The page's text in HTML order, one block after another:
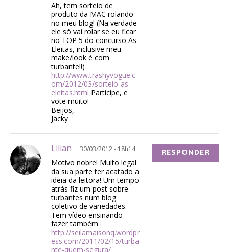
Ah, tem sorteio de
produto da MAC rolando
no meu blog! (Na verdade
ele só vai rolar se eu ficar
no TOP 5 do concurso As
Eleitas, inclusive meu
make/look é com
turbante!!)
http://www.trashyvogue.c
om/2012/03/sorteio-as-
eleitas.html Participe, e
vote muito!
Beijos,
Jacky
Lilian 30/03/2012 - 18h14
Motivo nobre! Muito legal
da sua parte ter acatado a
ideia da leitora! Um tempo
atrás fiz um post sobre
turbantes num blog
coletivo de variedades.
Tem vídeo ensinando
fazer também :
http://seilamaisonq.wordpr
ess.com/2011/02/15/turba
nte-quem-segura/
RESPONDER